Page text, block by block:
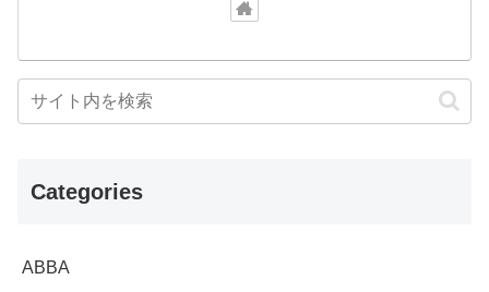
Categories
ABBA